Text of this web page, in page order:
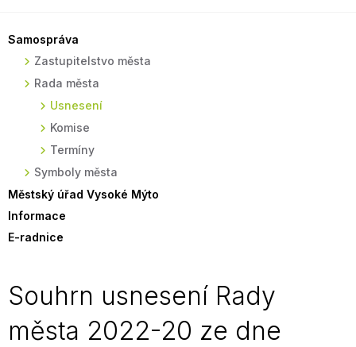
Samospráva
Zastupitelstvo města
Rada města
Usnesení
Komise
Termíny
Symboly města
Městský úřad Vysoké Mýto
Informace
E-radnice
Souhrn usnesení Rady
města 2022-20 ze dne